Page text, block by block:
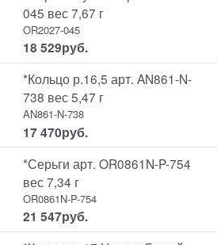
045 вес 7,67 г
OR2027-045
18 529руб.
*Кольцо р.16,5 арт. AN861-N-
738 вес 5,47 г
AN861-N-738
17 470руб.
*Серьги арт. OR0861N-P-754
вес 7,34 г
OR0861N-P-754
21 547руб.